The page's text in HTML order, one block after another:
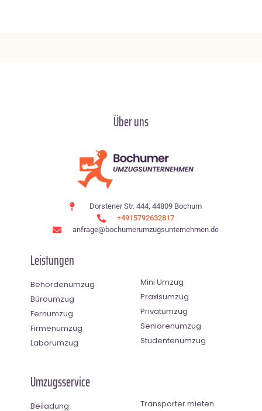
Über uns
Dorstener Str. 444, 44809 Bochum
+4915792632817
anfrage@bochumerumzugsunternehmen.de
Leistungen
Behördenumzug
Büroumzug
Fernumzug
Firmenumzug
Laborumzug
Mini Umzug
Praxisumzug
Privatumzug
Seniorenumzug
Studentenumzug
Umzugsservice
Beiladung Transporter mieten